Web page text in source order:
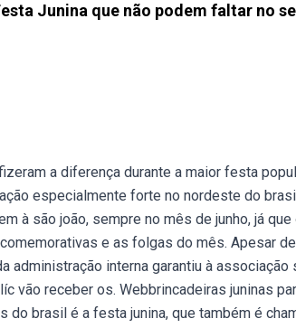
Junina que não podem faltar no
a diferença durante a maior festa
especialmente forte no nordeste do
à são joão, sempre no mês de junho, já
e as folgas do mês. Apesar
administração interna garantiu à
vão receber os. Webbrincadeiras juninas
brasil é a festa junina, que também é